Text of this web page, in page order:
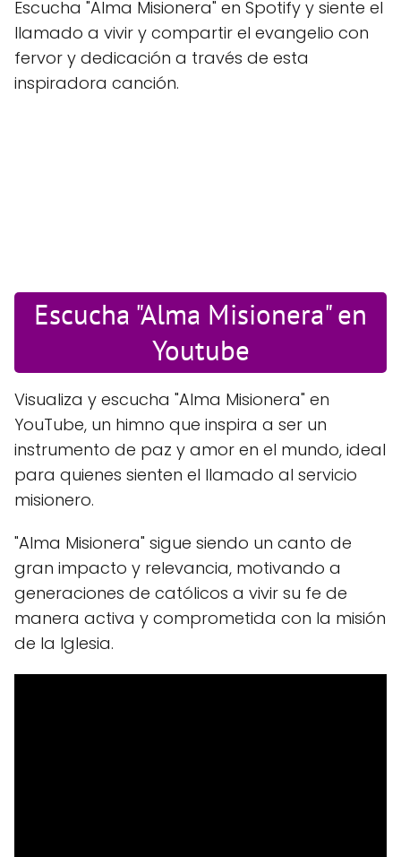
Escucha "Alma Misionera" en Spotify y siente el
llamado a vivir y compartir el evangelio con
fervor y dedicación a través de esta
inspiradora canción.
Escucha "Alma Misionera" en
Youtube
Visualiza y escucha "Alma Misionera" en
YouTube, un himno que inspira a ser un
instrumento de paz y amor en el mundo, ideal
para quienes sienten el llamado al servicio
misionero.
"Alma Misionera" sigue siendo un canto de
gran impacto y relevancia, motivando a
generaciones de católicos a vivir su fe de
manera activa y comprometida con la misión
de la Iglesia.